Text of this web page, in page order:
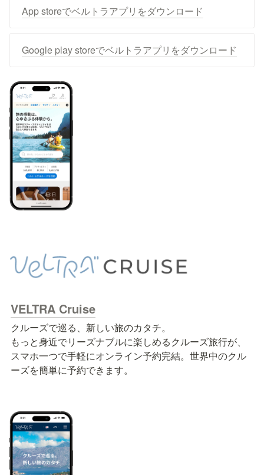
App storeでベルトラアプリをダウンロード
Google play storeでベルトラアプリをダウンロード
VELTRA Cruise
クルーズで巡る、新しい旅のカタチ。
もっと身近でリーズナブルに楽しめるクルーズ旅行が、
スマホ一つで手軽にオンライン予約完結。世界中のクル
ーズを簡単に予約できます。